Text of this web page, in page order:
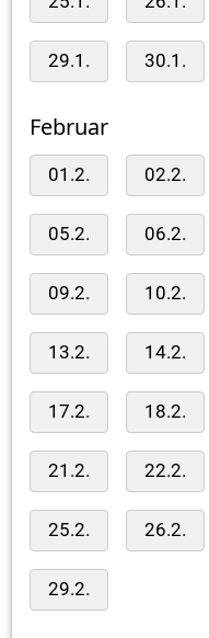
29.1. 30.1.
Februar
01.2. 02.2.
05.2. 06.2.
09.2. 10.2.
13.2. 14.2.
17.2. 18.2.
21.2. 22.2.
25.2. 26.2.
29.2.